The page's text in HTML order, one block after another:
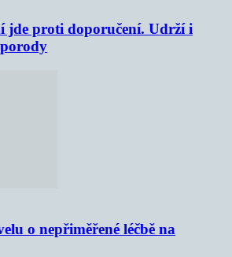
jde proti doporučení. Udrží i
o nepřiměřené léčbě na